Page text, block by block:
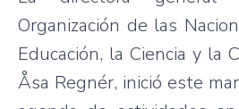
Organización de las
Educación, la Ciencia y la
Åsa Regnér, inició este